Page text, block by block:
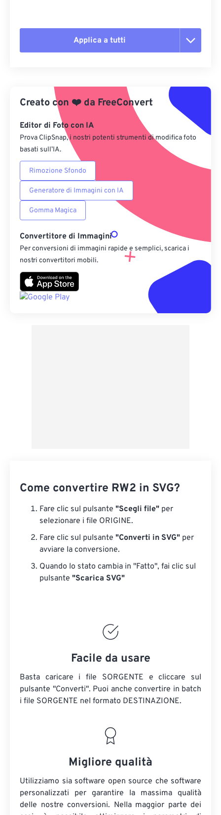
Applica a tutti
Applica da preimpostazione
Salva come predefinito
Creato con ❤️ da FreeConvert
Editor di Foto con IA
Prova ClipSnap, i nostri potenti strumenti di modifica foto
basati sull’IA.
Rimozione Sfondo
Generatore di Immagini con IA
Gomma Magica
Convertitore di Immagini
Per conversioni di immagini rapide e semplici, scarica i
nostri convertitori mobili.
Come convertire RW2 in SVG?
Fare clic sul pulsante "Scegli file" per
selezionare i file ORIGINE.
Fare clic sul pulsante "Converti in SVG" per
avviare la conversione.
Quando lo stato cambia in "Fatto", fai clic sul
pulsante "Scarica SVG"
Facile da usare
Basta caricare i file SORGENTE e cliccare sul
pulsante "Converti". Puoi anche convertire in batch
i file SORGENTE nel formato DESTINAZIONE.
Migliore qualità
Utilizziamo sia software open source che software
personalizzati per garantire la massima qualità
delle nostre conversioni. Nella maggior parte dei